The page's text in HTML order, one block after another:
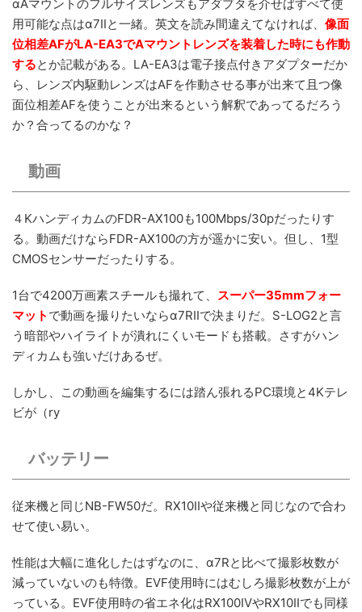
αAマウントのフルサイズレンズもアダプタを介せばすべて使
用可能な点はα7IIと一緒。英文を読み間違えてなければ、 像面
位相差AFがLA-EA3でAマウントレンズを装着した時にも作動
するとか記載がある。LA-EA3は電子接点付きアダプターだか
ら、レンズ内駆動レンズはAFを作動させる事が出来て且つ像
面位相差AFを使うことが出来るという解釈であってるだろう
か？合ってるのかな？
動画
４KハンディカムのFDR-AX100も100Mbps/30pだったりす
る。動画だけならFDR-AX100の方が遥かに安い。但し、1型
CMOSセンサーだったりする。
1台で4200万画素スチールも撮れて、 スーパー35mmフォー
マット で動画を撮りたいならα7RIIで決まりだ。S-LOG2と言
う暗部やハイライトが潰れにくいモードも搭載。さすがハン
ディカムも強いだけあるぜ。
しかし、この動画を編集するには踏ん張れるPC環境と4Kテレ
ビが（ry
バッテリー
従来機と同じNB-FW50だ。RX10IIや従来機と同じなので合わ
せて使い易い。
性能は大幅に進化したはずなのに、α7Rと比べて撮影枚数が
減っていないのも特徴。EVF使用時にはむしろ撮影枚数が上が
っている。EVF使用時の省エネ化はRX100IVやRX10IIでも同様